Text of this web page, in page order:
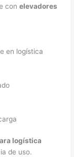
conelevadores
en logística
logística
de uso.